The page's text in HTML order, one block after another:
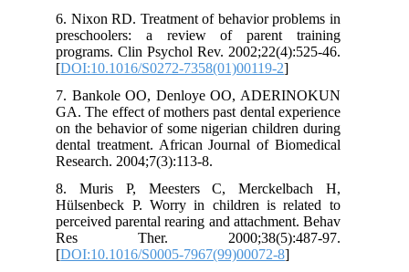
6. Nixon RD. Treatment of behavior problems in
preschoolers: a review of parent training
programs. Clin Psychol Rev. 2002;22(4):525-46.
[DOI:10.1016/S0272-7358(01)00119-2
7. Bankole OO, Denloye OO, ADERINOKUN
GA. The effect of mothers past dental experience
on the behavior of some nigerian children during
dental treatment. African Journal of Biomedical
Research. 2004;7(3):113-8.
8. Muris P, Meesters C, Merckelbach H,
Hülsenbeck P. Worry in children is related to
perceived parental rearing and attachment. Behav
Res Ther. 2000;38(5):487-97.
[DOI:10.1016/S0005-7967(99)00072-8